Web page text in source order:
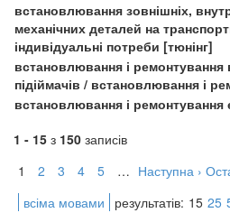
встановлювання зовнішніх,
механічних деталей на
індивідуальні потреби [тюнінг]
встановлювання і ремонтування
підіймачів / встановлювання і
встановлювання і ремонтування
1 - 15 з 150 записів
1
2 3 4 5 … Наступна ›
всіма мовами
результатів: 15 25